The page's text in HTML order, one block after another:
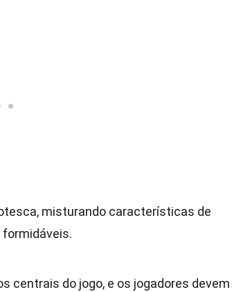
misturando características de
centrais do jogo, e os jogadores devem